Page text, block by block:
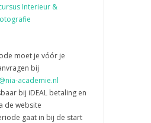
Interieur &
moet je vóór je
bij
academie.nl
bij iDEAL betaling en
de website
gaat in bij de start